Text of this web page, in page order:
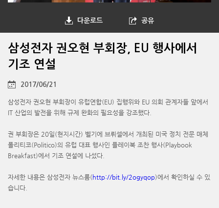
다운로드 공유
삼성전자 권오현 부회장, EU 행사에서
기조 연설
2017/06/21
삼성전자 권오현 부회장이 유럽연합(EU) 집행위와 EU 의회 관계자들 앞에서
IT 산업의 발전을 위해 규제 완화의 필요성을 강조했다.
권 부회장은 20일(현지시간) 벨기에 브뤼셀에서 개최된 미국 정치 전문 매체
폴리티코(Politico)의 유럽 대표 행사인 플레이북 조찬 행사(Playbook
Breakfast)에서 기조 연설에 나섰다.
자세한 내용은 삼성전자 뉴스룸(http://bit.ly/2ogyqop)에서 확인하실 수 있
습니다.